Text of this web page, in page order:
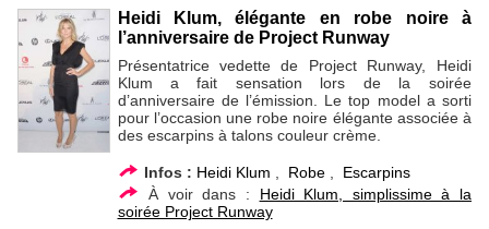
Heidi Klum, élégante en robe noire à
l’anniversaire de Project Runway
Présentatrice vedette de Project Runway, Heidi
Klum a fait sensation lors de la soirée
d’anniversaire de l’émission. Le top model a sorti
pour l’occasion une robe noire élégante associée à
des escarpins à talons couleur crème.
Infos : Heidi Klum Robe, Escarpins
À voir dans : Heidi Klum, simplissime à la
soirée Project Runway